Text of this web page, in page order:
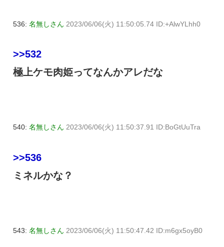
536: 名無しさん 2023/06/06(火) 11:50:05.74 ID:+AlwYLhh0
>>532
極上ケモ肉姫ってなんかアレだな
540: 名無しさん 2023/06/06(火) 11:50:37.91 ID:BoGtUuTra
>>536
ミネルかな？
543: 名無しさん 2023/06/06(火) 11:50:47.42 ID:m6gx5oyB0